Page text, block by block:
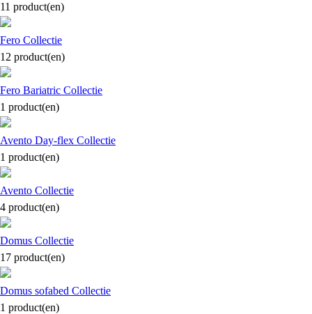
11 product(en)
Fero Collectie
12 product(en)
Fero Bariatric Collectie
1 product(en)
Avento Day-flex Collectie
1 product(en)
Avento Collectie
4 product(en)
Domus Collectie
17 product(en)
Domus sofabed Collectie
1 product(en)